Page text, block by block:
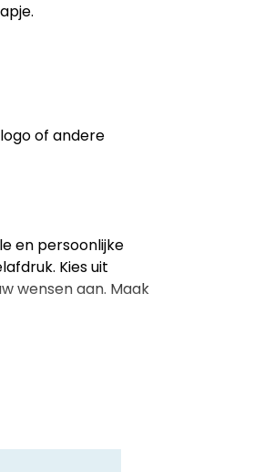
of andere
en persoonlijke
Kies uit
wensen aan. Maak